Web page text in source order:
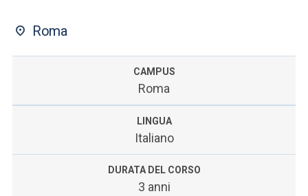
Roma
CAMPUS
Roma
LINGUA
Italiano
DURATA DEL CORSO
3 anni